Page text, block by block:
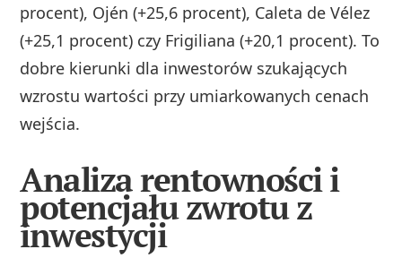
procent), Ojén (+25,6 procent), Caleta de Vélez
(+25,1 procent) czy Frigiliana (+20,1 procent). To
dobre kierunki dla inwestorów szukających
wzrostu wartości przy umiarkowanych cenach
wejścia.
Analiza rentowności i
potencjału zwrotu z
inwestycji